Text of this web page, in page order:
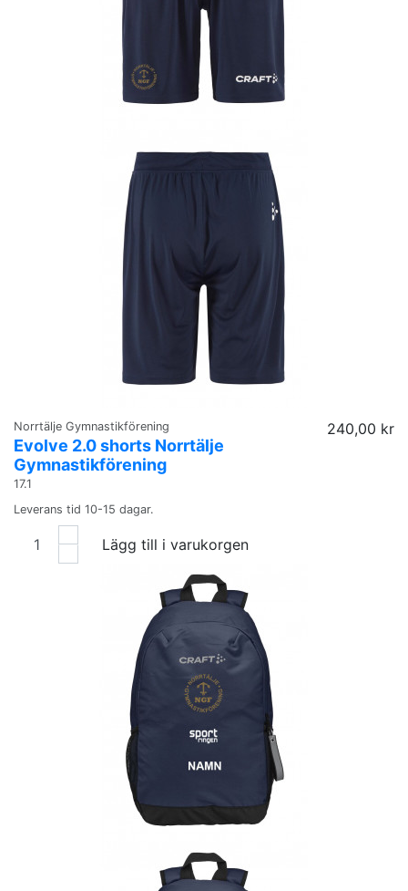
Norrtälje Gymnastikförening
Evolve 2.0 shorts Norrtälje
Gymnastikförening
17.1
240,00 kr
Leverans tid 10-15 dagar.
Lägg till i varukorgen